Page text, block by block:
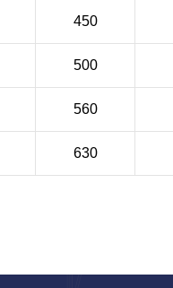
450
500
560
630